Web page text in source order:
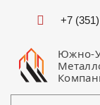
+7
Южно-